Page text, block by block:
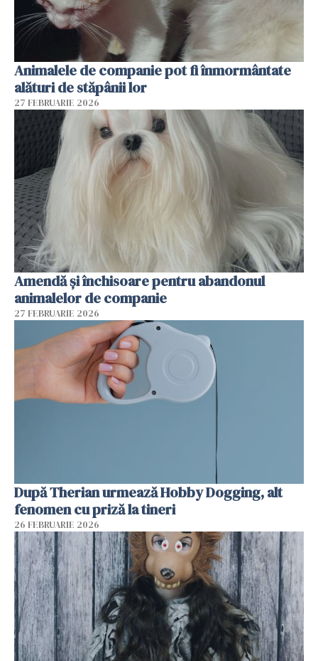
Animalele de companie pot fi înmormântate
alături de stăpânii lor
27 FEBRUARIE 2026
Amendă și închisoare pentru abandonul
animalelor de companie
27 FEBRUARIE 2026
După Therian urmează Hobby Dogging, alt
fenomen cu priză la tineri
26 FEBRUARIE 2026